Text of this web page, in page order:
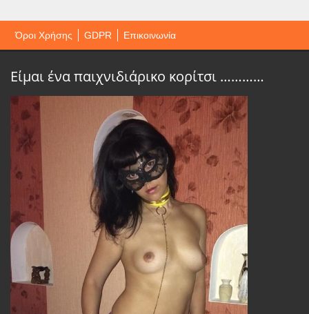
Όροι Χρήσης GDPR Επικοινωνία
Είμαι ένα παιχνιδιάρικο κορίτσι …………